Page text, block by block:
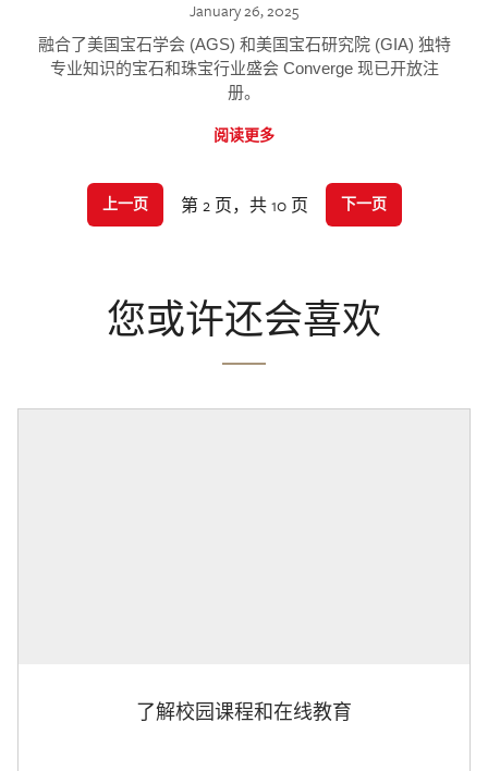
January 26, 2025
融合了美国宝石学会 (AGS) 和美国宝石研究院 (GIA) 独特
专业知识的宝石和珠宝行业盛会 Converge 现已开放注
册。
阅读更多
上一页 第 2 页，共 10 页 下一页
您或许还会喜欢
了解校园课程和在线教育